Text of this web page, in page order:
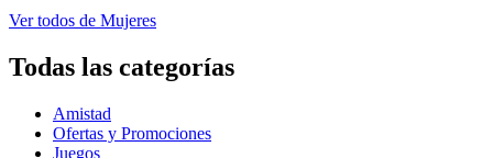
Ver todos de Mujeres
Todas las categorías
Amistad
Ofertas y Promociones
Juegos